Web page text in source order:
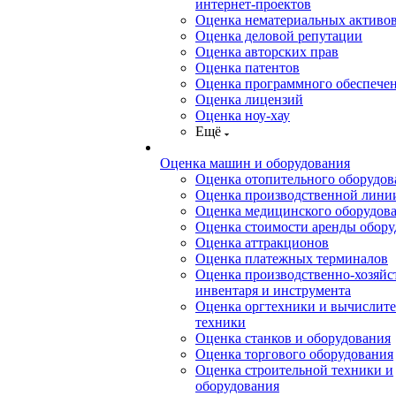
интернет-проектов
Оценка нематериальных активов
Оценка деловой репутации
Оценка авторских прав
Оценка патентов
Оценка программного
Оценка лицензий
Оценка ноу-хау
Ещё
Оценка машин и оборудования
Оценка отопительного
Оценка производственной
Оценка медицинского
Оценка стоимости аренды
Оценка аттракционов
Оценка платежных терминалов
Оценка производственно-
инвентаря и инструмента
Оценка оргтехники и
техники
Оценка станков и оборудования
Оценка торгового оборудования
Оценка строительной техники и
оборудования